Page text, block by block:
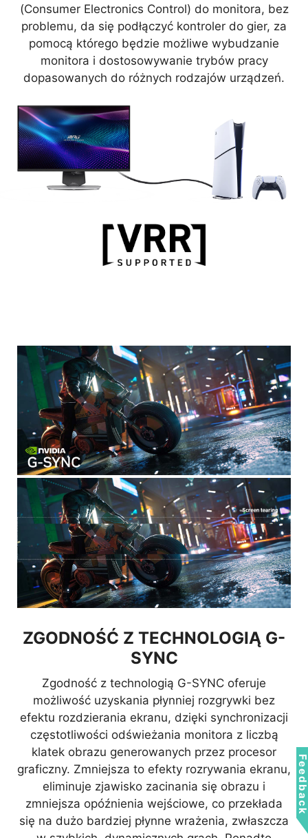
AKTUALIZACJA
FIRMWARE'U
(Consumer Electronics Control) do monitora, bez
problemu, da się podłączyć kontroler do gier, za
pomocą którego będzie możliwe wybudzanie
monitora i dostosowywanie trybów pracy
dopasowanych do różnych rodzajów urządzeń.
ZGODNOŚĆ Z TECHNOLOGIĄ G-
SYNC
Zgodność z technologią G-SYNC oferuje
możliwość uzyskania płynniej rozgrywki bez
efektu rozdzierania ekranu, dzięki synchronizacji
częstotliwości odświeżania monitora z liczbą
klatek obrazu generowanych przez procesor
graficzny. Zmniejsza to efekty rozrywania ekranu,
eliminuje zjawisko zacinania się obrazu i
zmniejsza opóźnienia wejściowe, co przekłada
się na dużo bardziej płynne wrażenia, zwłaszcza